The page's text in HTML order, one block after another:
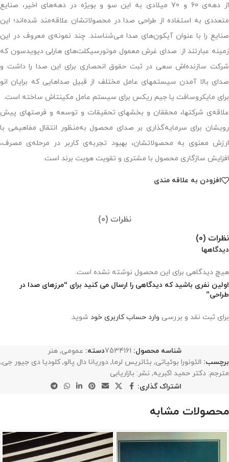
از دهه‌ی 60 و 70 میلادی به این سو و بویژه در دهه‌های اخیر، صنایع
متعددی به استفاده از طراحی صدا در محصولاتشان علاقه‌مند شده‌اند؛ این
صنایع را با عنوان آیکون‌های صدا می‌شناسند. چند نمونه‌ی معروف در این
زمینه عبارتند از: صدای غرش معمول موتورسیکلت‌های هارلی دیویدسون که
شرکت سازنده‌اش سعی در ثبت حقوق انحصاری برای این صدا را داشت و
صدای بالا آمدن سیستمهای عامل مختلف از قبیل صداهایی که برایان انو
برای مایکروسافت یا جیم ریکس برای سیستم عامل مکینتاش ساخته است.
علاقه‌ی شرکتها، محققان و بخشهای تحقیقات و توسعه و فرصتهای پیش
رویشان برای سرمایه‌گذاری بر صدای محصول به‌منظور انتقال مفاهیمی با
ارزش معنوی به محصولاتشان، بهبود تجربه‌ی کاربر در مرحله‌ی مصرف،
افزایش سازگاری محصول با مشتری و تقویت هویت برند است.
افزودن به علاقه مندی
نظرات (0)
نظرات (0)
دیدگاهها
هیچ دیدگاهی برای این محصول نوشته نشده است.
اولین نفری باشید که دیدگاهی را ارسال می کنید برای “مرزهای صدا در
طراحی”
برای ثبت نقد و بررسی وارد حساب کاربری خود شوید.
شناسه محصول: 7534161دسته: عمومی, هنر
برچسب: الئونورا بوئیاتی, بئاتریس لرما, دوریانا دال پالو, کلودیا دی جیور جی,
مترجم: دکتر حمید اکبریه, نشر: بازاریابی
اشتراک گذاری:
محصولات مشابه